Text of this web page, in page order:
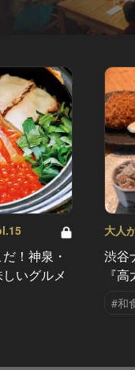
！神泉・
いグルメ
大人
渋谷
『
#和